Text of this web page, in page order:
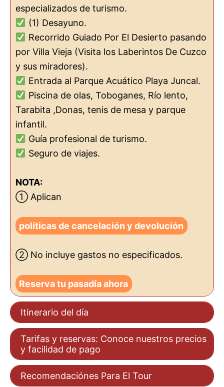
especializados de turismo.
(1) Desayuno.
Recorrido Guiado Por El Desierto pasando
por Villa Vieja (Visita los Laberintos De Cuzco
y sus miradores).
Entrada al Parque Acuático Playa Juncal.
Piscina de olas, Toboganes, Río lento,
Tarabita ,Donas, tenis de mesa y parque
infantil.
Guía profesional de turismo.
Seguro de viajes.
NOTA:
① Aplican
políticas de cancelación y devolución
② No incluye gastos no especificados.
Reserva tu pasadía ahora
Itinerario del día
Tarifas y reservas: Conoce nuestros precios
y facilidad de pago
Recomendaciónes Para El Tour